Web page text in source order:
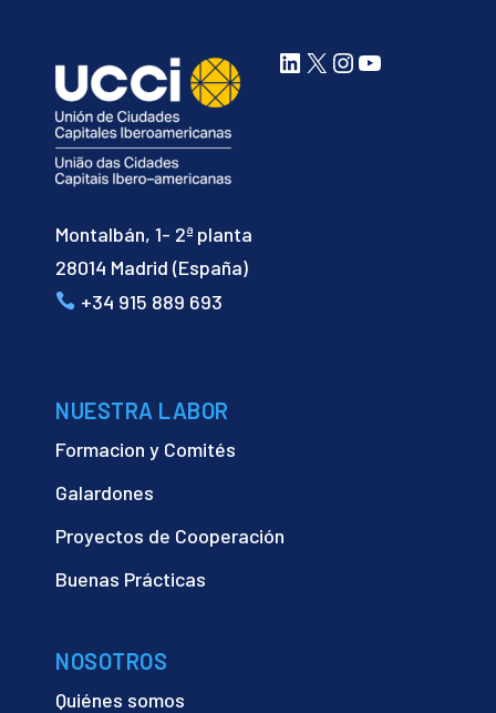
Montalbán, 1- 2ª planta
28014 Madrid (España)
+34 915 889 693
LinkedIn
X Instagram
YouTube
NUESTRA LABOR
Formacion y Comités
Galardones
Proyectos de Cooperación
Buenas Prácticas
NOSOTROS
Quiénes somos